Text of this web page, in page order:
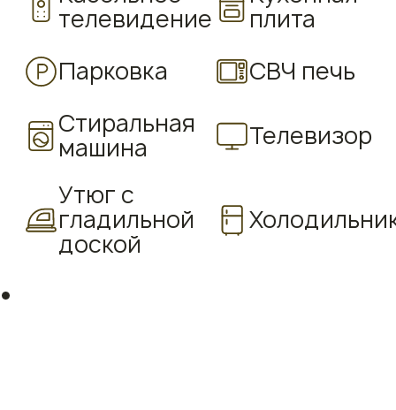
телевидение
плита
Парковка
СВЧ печь
Стиральная
машина
Телевизор
Утюг с
гладильной
доской